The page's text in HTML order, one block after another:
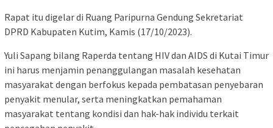
Rapat itu digelar di Ruang Paripurna Gendung Sekretariat
DPRD Kabupaten Kutim, Kamis (17/10/2023).
Yuli Sapang bilang Raperda tentang HIV dan AIDS di Kutai Timur
ini harus menjamin penanggulangan masalah kesehatan
masyarakat dengan berfokus kepada pembatasan penyebaran
penyakit menular, serta meningkatkan pemahaman
masyarakat tentang kondisi dan hak-hak individu terkait